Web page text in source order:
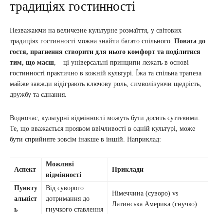
традиціях гостинності
Незважаючи на величезне культурне розмаїття, у світових
традиціях гостинності можна знайти багато спільного. Повага до
гостя, прагнення створити для нього комфорт та поділитися
тим, що маєш, – ці універсальні принципи лежать в основі
гостинності практично в кожній культурі. Їжа та спільна трапеза
майже завжди відіграють ключову роль, символізуючи щедрість,
дружбу та єднання.
Водночас, культурні відмінності можуть бути досить суттєвими.
Те, що вважається проявом ввічливості в одній культурі, може
бути сприйняте зовсім інакше в іншій. Наприклад:
Аспект
Можливі
відмінності
Приклади
Пункту
альніст
ь
Від суворого
дотримання до
гнучкого ставлення
Німеччина (суворо) vs
Латинська Америка (гнучко)